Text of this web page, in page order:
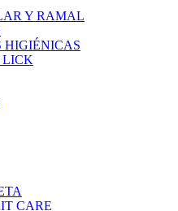
Y RAMAL
HIGIÉNICAS
LICK
CARE